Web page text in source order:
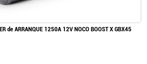
de ARRANQUE 1250A 12V NOCO BOOST X GBX45